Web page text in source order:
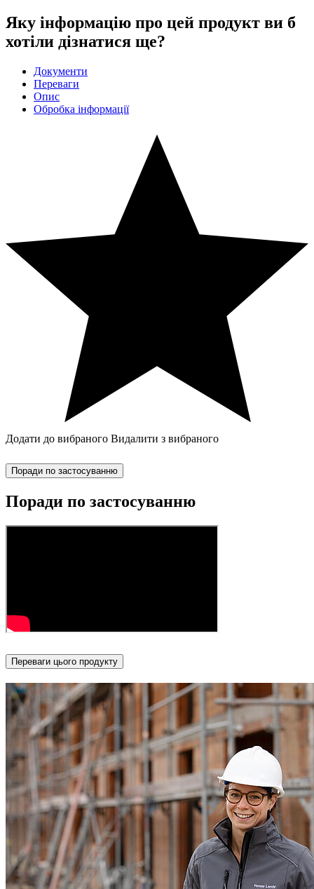
Яку інформацію про цей продукт ви б
хотіли дізнатися ще?
Документи
Переваги
Опис
Обробка інформації
Додати до вибраного Видалити з вибраного
Поради по застосуванню
Поради по застосуванню
Переваги цього продукту